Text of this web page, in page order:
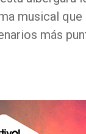
musical
más